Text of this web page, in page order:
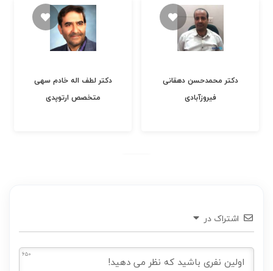
دکتر لطف اله خادم سهی
متخصص ارتوپدی
دکتر محمدحسن دهقانی
فیروزآبادی
اشتراک در
650